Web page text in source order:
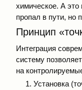
химическое. А это
пропал в пути, но
Принцип
Интеграция
систему
на
1. Установка